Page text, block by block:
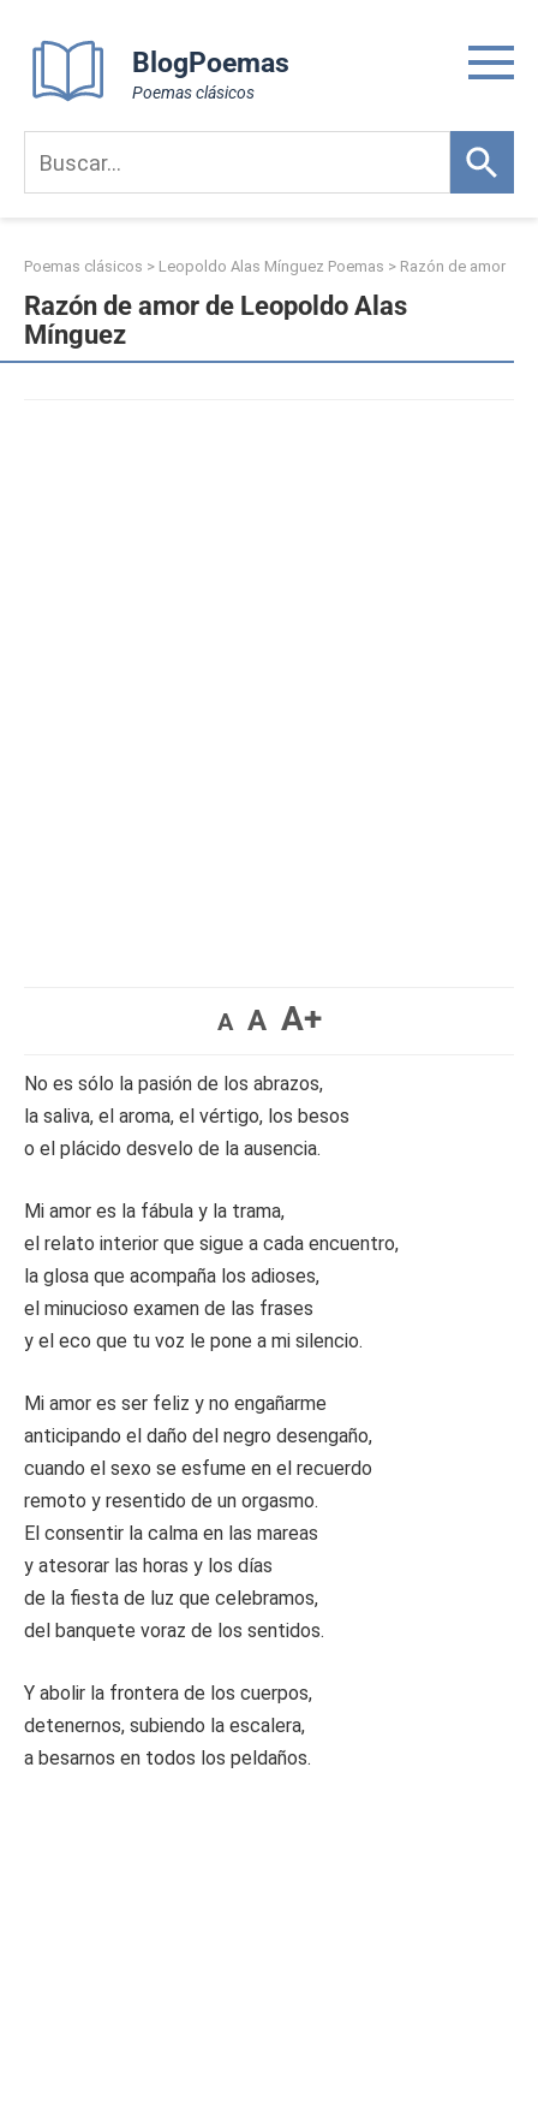
content
BlogPoemas
Poemas clásicos
Poemas clásicos > Leopoldo Alas Mínguez Poemas > Razón de amor
Razón de amor de Leopoldo Alas
Mínguez
A A A+
No es sólo la pasión de los abrazos,
la saliva, el aroma, el vértigo, los besos
o el plácido desvelo de la ausencia.
Mi amor es la fábula y la trama,
el relato interior que sigue a cada encuentro,
la glosa que acompaña los adioses,
el minucioso examen de las frases
y el eco que tu voz le pone a mi silencio.
Mi amor es ser feliz y no engañarme
anticipando el daño del negro desengaño,
cuando el sexo se esfume en el recuerdo
remoto y resentido de un orgasmo.
El consentir la calma en las mareas
y atesorar las horas y los días
de la fiesta de luz que celebramos,
del banquete voraz de los sentidos.
Y abolir la frontera de los cuerpos,
detenernos, subiendo la escalera,
a besarnos en todos los peldaños.